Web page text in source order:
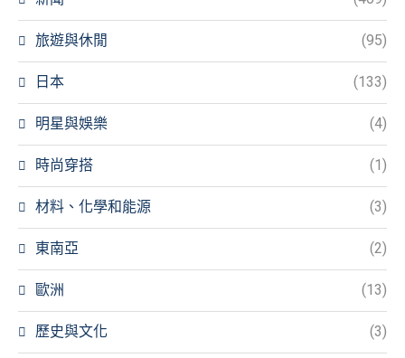
旅遊與休閒 (95)
日本 (133)
明星與娛樂 (4)
時尚穿搭 (1)
材料、化學和能源 (3)
東南亞 (2)
歐洲 (13)
歷史與文化 (3)